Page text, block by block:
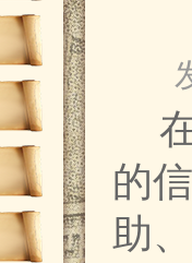
的
助